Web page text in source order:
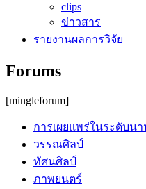
clips
ข่าวสาร
รายงานผลการวิจัย
Forums
[mingleforum]
การเผยแพร่ในระดับน
วรรณศิลป์
ทัศนศิลป์
ภาพยนตร์